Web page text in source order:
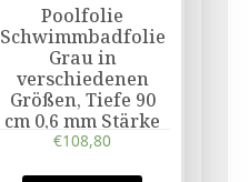
Poolfolie
Schwimmbadfolie
Grau in
verschiedenen
Größen, Tiefe 90
cm 0,6 mm Stärke
…
€108,80